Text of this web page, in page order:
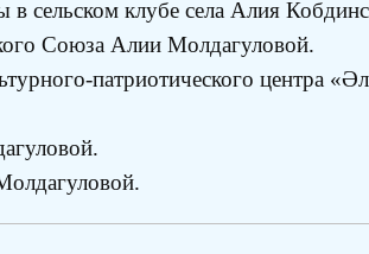
сельском клубе села Алия
Союза Алии Молдагуловой.
патриотического центра